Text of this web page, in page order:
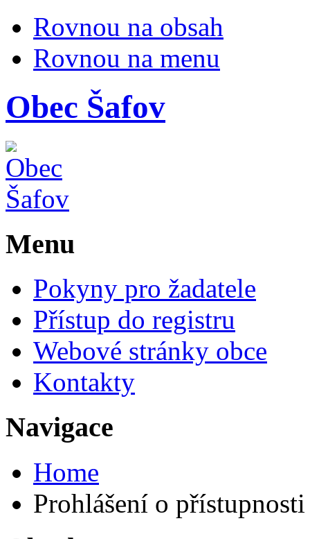
Rovnou na obsah
Rovnou na menu
Obec Šafov
Menu
Pokyny pro žadatele
Přístup do registru
Webové stránky obce
Kontakty
Navigace
Home
Prohlášení o přístupnosti